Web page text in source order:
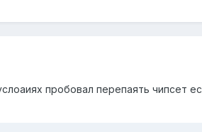
пробовал перепаять